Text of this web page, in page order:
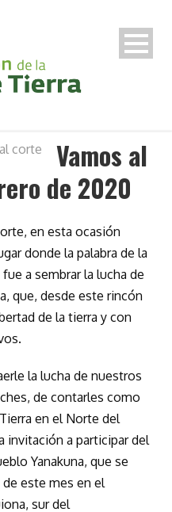
corte
Vamos al
de 2020
en esta ocasión
donde la palabra de la
a sembrar la lucha de
que, desde este rincón
de la tierra y con
la lucha de nuestros
de contarles como
en el Norte del
invitación a participar del
Yanakuna, que se
de este mes en el
sur del